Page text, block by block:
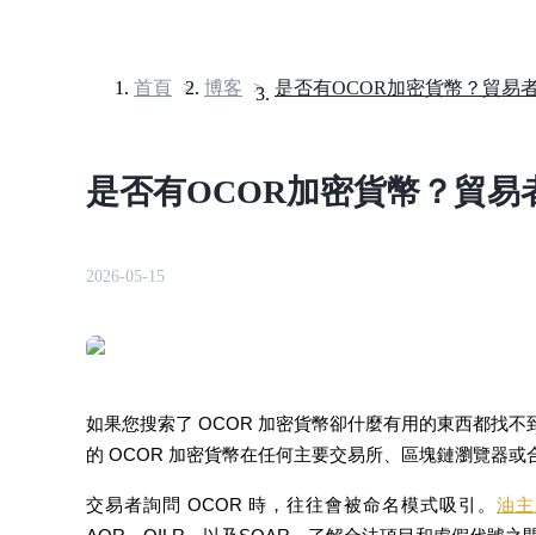
多種以USDT結算的永續合約
首頁 > 博客 >
是否有OCOR加密貨幣？貿
2026-05-15
如果您搜索了 OCOR 加密貨幣卻什麼有用的東西都找
的 OCOR 加密貨幣在任何主要交易所、區塊鏈瀏覽器或
交易者詢問 OCOR 時，往往會被命名模式吸引。 油